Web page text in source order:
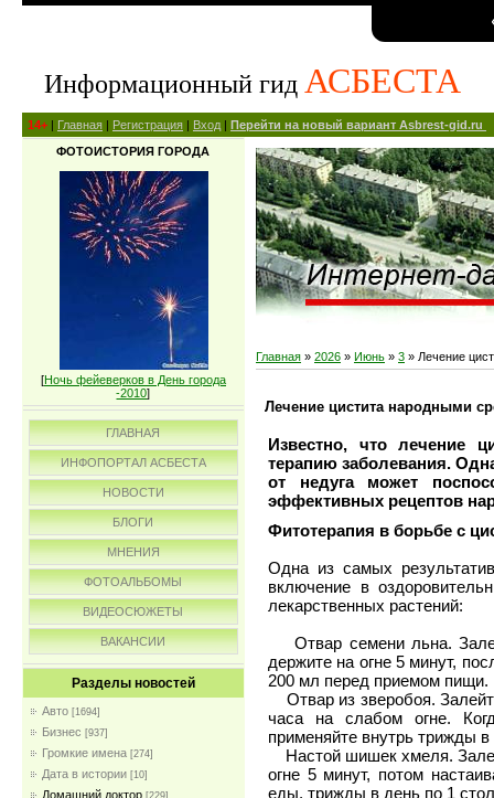
Информационный гид АСБЕСТА
14+ | Главная | Регистрация | Вход | Перейти на новый вариант Asbrest-gid.ru
ФОТОИСТОРИЯ ГОРОДА
[Ночь фейеверков в День города
-2010]
ГЛАВНАЯ
ИНФОПОРТАЛ АСБЕСТА
НОВОСТИ
БЛОГИ
МНЕНИЯ
ФОТОАЛЬБОМЫ
ВИДЕОСЮЖЕТЫ
ВАКАНСИИ
Разделы новостей
Авто [1694]
Бизнес [937]
Громкие имена [274]
Дата в истории [10]
Домашний доктор [229]
Главная » 2026 » Июнь » 3 » Лечение
Лечение цистита народными
Известно, что лечение
терапию заболевания.
от недуга может
эффективных рецептов
Фитотерапия в борьбе с
Одна из самых
включение в
лекарственных растений:
Отвар семени льна.
держите на огне 5 минут,
200 мл перед приемом пищи.
Отвар из зверобоя.
часа на слабом огне.
применяйте внутрь трижды
Настой шишек хмеля.
огне 5 минут, потом
еды, трижды в день по 1